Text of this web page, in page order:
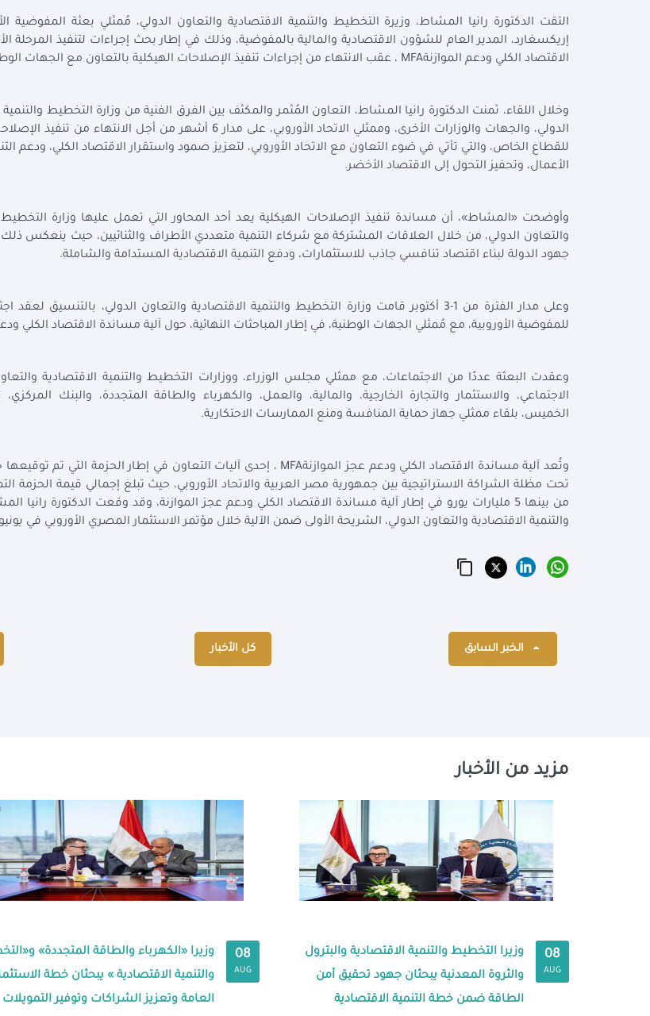
التقت الدكتورة رانيا المشاط، وزيرة التخطيط والتنمية الاقتصادية والتعاون الدولي، مُمثلي بعثة المفوضية
إريكسغارد، المدير العام للشؤون الاقتصادية والمالية بالمفوضية، وذلك في إطار بحث إجراءات لتنفيذ المرحلة
الاقتصاد الكلي ودعم الموازنةMFA ، عقب الانتهاء من إجراءات تنفيذ الإصلاحات الهيكلية بالتعاون مع الجهات
وخلال اللقاء، ثمنت الدكتورة رانيا المشاط، التعاون المُثمر والمكثف بين الفرق الفنية من وزارة التخطيط والتنمية
الدولي، والجهات والوزارات الأخرى، وممثلي الاتحاد الأوروبي، على مدار 6 أشهر من أجل
للقطاع الخاص، والتي تأتي في ضوء التعاون مع الاتحاد الأوروبي، لتعزيز صمود واستقرار الاقتصاد الكلي، ودعم
الأعمال، وتحفيز التحول إلى الاقتصاد الأخضر.
وأوضحت «المشاط»، أن مساندة تنفيذ الإصلاحات الهيكلية يعد أحد المحاور التي تعمل عليها وزارة التخطيط
والتعاون الدولي، من خلال العلاقات المشتركة مع شركاء التنمية متعددي الأطراف والثنائيين، حيث ينعكس
جهود الدولة لبناء اقتصاد تنافسي جاذب للاستثمارات، ودفع التنمية الاقتصادية المستدامة والشاملة.
وعلى مدار الفترة من 1-3 أكتوبر قامت وزارة التخطيط والتنمية الاقتصادية والتعاون الدولي، بالتنسيق
للمفوضية الأوروبية، مع مُمثلي الجهات الوطنية، في إطار المباحثات النهائية، حول آلية مساندة الاقتصاد الكلي
وعقدت البعثة عددًا من الاجتماعات، مع ممثلي مجلس الوزراء، ووزارات التخطيط والتنمية الاقتصادية
الاجتماعي، والاستثمار والتجارة الخارجية، والمالية، والعمل، والكهرباء والطاقة المتجددة، والبنك
الخميس، بلقاء ممثلي جهاز حماية المنافسة ومنع الممارسات الاحتكارية.
وتُعد آلية مساندة الاقتصاد الكلي ودعم عجز الموازنةMFA ، إحدى آليات التعاون في إطار الحزمة التي تم
من بينها 5 مليارات يورو في إطار آلية مساندة الاقتصاد الكلي ودعم عجز الموازنة، وقد وقعت الدكتورة رانيا
والتنمية الاقتصادية والتعاون الدولي، الشريحة الأولى ضمن الآلية خلال مؤتمر الاستثمار المصري الأوروبي في
الخبر السابق كل الأخبار
مزيد من الأخبار
08
AUG
وزيرا التخطيط والتنمية الاقتصادية والبترول
والثروة المعدنية يبحثان جهود تحقيق أمن
الطاقة ضمن خطة التنمية الاقتصادية
08
AUG
وزيرا «الكهرباء والطاقة المتجددة»
والتنمية الاقتصادية » يبحثان خطة
العامة وتعزيز الشراكات وتوفير التمويلات